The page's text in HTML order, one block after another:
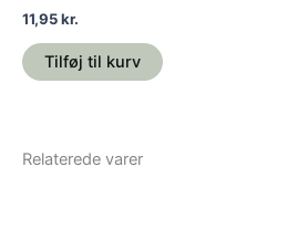
11,95kr.
Tilføj til kurv
Relaterede varer